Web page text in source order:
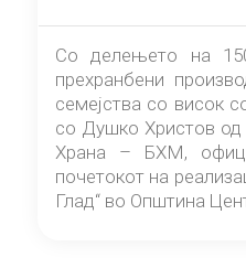
Со делењето на
прехранбени
семејства со висок
со Душко Христов од
Храна – БХМ,
почетокот на
Глад“ во Општина